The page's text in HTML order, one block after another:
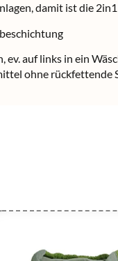
damit ist die
auf links in ein
ohne rückfettende